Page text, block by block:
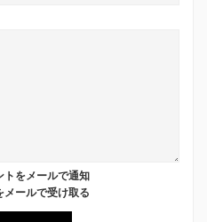
トをメールで通知
メールで受け取る